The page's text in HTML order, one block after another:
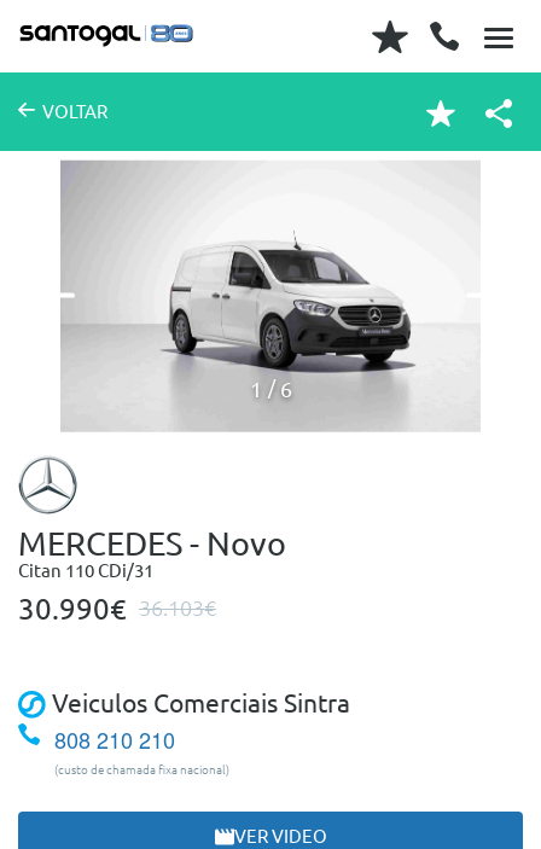
VOLTAR
1 6
MERCEDES - Novo
Citan 110 CDi/31
30.990€ 36.103€
Veiculos Comerciais Sintra
808 210 210
(custo de chamada fixa nacional)
VER VIDEO